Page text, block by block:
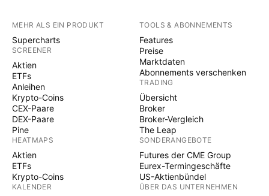
MEHR ALS EIN PRODUKT
Supercharts
SCREENER
Aktien
ETFs
Anleihen
Krypto-Coins
CEX-Paare
DEX-Paare
Pine
HEATMAPS
Aktien
ETFs
Krypto-Coins
KALENDER
TOOLS & ABONNEMENTS
Features
Preise
Marktdaten
Abonnements verschenken
TRADING
Übersicht
Broker
Broker-Vergleich
The Leap
SONDERANGEBOTE
Futures der CME Group
Eurex-Termingeschäfte
US-Aktienbündel
ÜBER DAS UNTERNEHMEN